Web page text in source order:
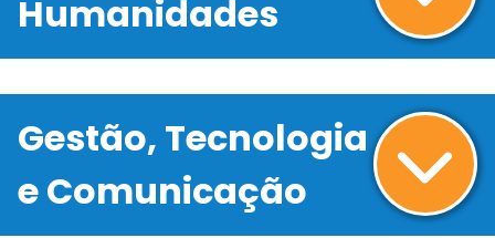
Humanidades
Gestão, Tecnologia
e Comunicação